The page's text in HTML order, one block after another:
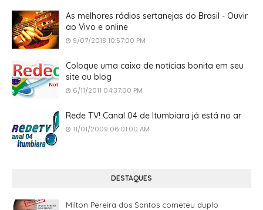
As melhores rádios sertanejas do Brasil - Ouvir
ao Vivo e online
9/07/2018 10:57:00 PM
Coloque uma caixa de notícias bonita em seu
site ou blog
6/11/2011 04:37:00 PM
Rede TV! Canal 04 de Itumbiara já está no ar
11/01/2009 06:01:00 AM
DESTAQUES
Milton Pereira dos Santos cometeu duplo